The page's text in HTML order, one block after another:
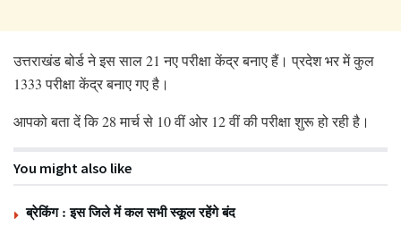
उत्तराखंड बोर्ड ने इस साल 21 नए परीक्षा केंद्र बनाए हैं। प्रदेश भर में कुल
1333 परीक्षा केंद्र बनाए गए है।
आपको बता दें कि 28 मार्च से 10 वीं ओर 12 वीं की परीक्षा शुरू हो रही है।
You might also like
ब्रेकिंग : इस जिले में कल सभी स्कूल रहेंगे बंद